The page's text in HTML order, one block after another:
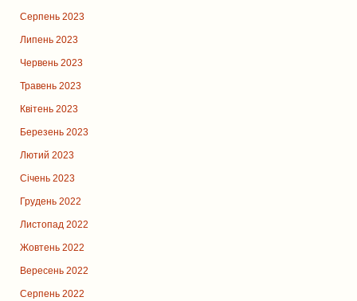
Серпень 2023
Липень 2023
Червень 2023
Травень 2023
Квітень 2023
Березень 2023
Лютий 2023
Січень 2023
Грудень 2022
Листопад 2022
Жовтень 2022
Вересень 2022
Серпень 2022